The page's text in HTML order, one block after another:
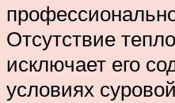
Отсутствие
исключает его
условиях